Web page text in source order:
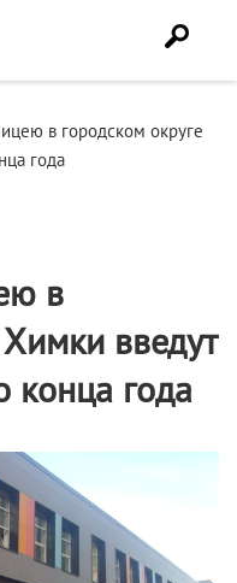
в городском округе
года
в
введут
конца года